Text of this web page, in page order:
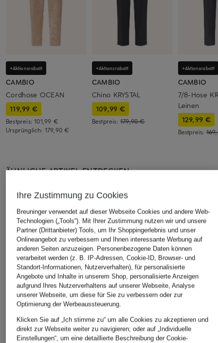
+Aktionsrabatt
CAMBIO
Cordhose OCEAN
119,99 €
Bestpreis:101,99 €
Ursprünglich: 179,90 €
+Aktionsrabatt
CAMBIO
Chino KRYSTAL
109,99 €
Bestpreis: 179,90 €
+Aktionsrabatt
CAMBIO
7/8-Hose
Leinen
129,99 €
Bestpreis:
ÄHNLICHE ARTIKEL ENTDECKEN
Ihre Zustimmung zu Cookies
Breuninger verwendet auf dieser Webseite Cookies und andere Web-
Technologien („Tools“). Mit Ihrer Zustimmung nutzen wir und unsere
Partner (Drittanbieter) Tools, um Ihr Shoppingerlebnis und unser
Onlineangebot zu verbessern und Ihnen interessante Werbung auf
anderen Seiten anzuzeigen. Personenbezogene Daten können
verarbeitet werden (z. B. IP-Adressen, Cookie-ID, Browser- und
Standort-Informationen, Nutzerverhalten), für personalisierte
Angebote und Inhalte in unserem Shop, personalisierte Anzeigen
aufgrund Ihres Nutzerverhaltens auf unserer Webseite, Analyse
unserer Webseite, um diese für Sie zu verbessern oder zur
Optimierung der Werbeaussteuerung.
Klicken Sie auf „Ich stimme zu“ um alle Cookies zu akzeptieren und
direkt zur Webseite weiter zu navigieren; oder auf „Individuelle
Einstellungen“, um eine detaillierte Beschreibung der Cookie-